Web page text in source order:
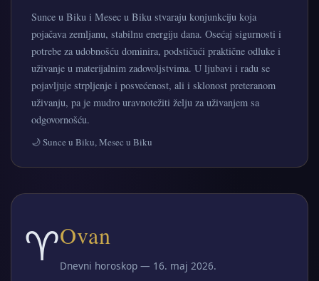
Sunce u Biku i Mesec u Biku stvaraju konjunkciju koja
pojačava zemljanu, stabilnu energiju dana. Osećaj sigurnosti i
potrebe za udobnošću dominira, podstičući praktične odluke i
uživanje u materijalnim zadovoljstvima. U ljubavi i radu se
pojavljuje strpljenje i posvećenost, ali i sklonost preteranom
uživanju, pa je mudro uravnotežiti želju za uživanjem sa
odgovornošću.
🌙 Sunce u Biku, Mesec u Biku
♈Ovan
Dnevni horoskop — 16. maj 2026.